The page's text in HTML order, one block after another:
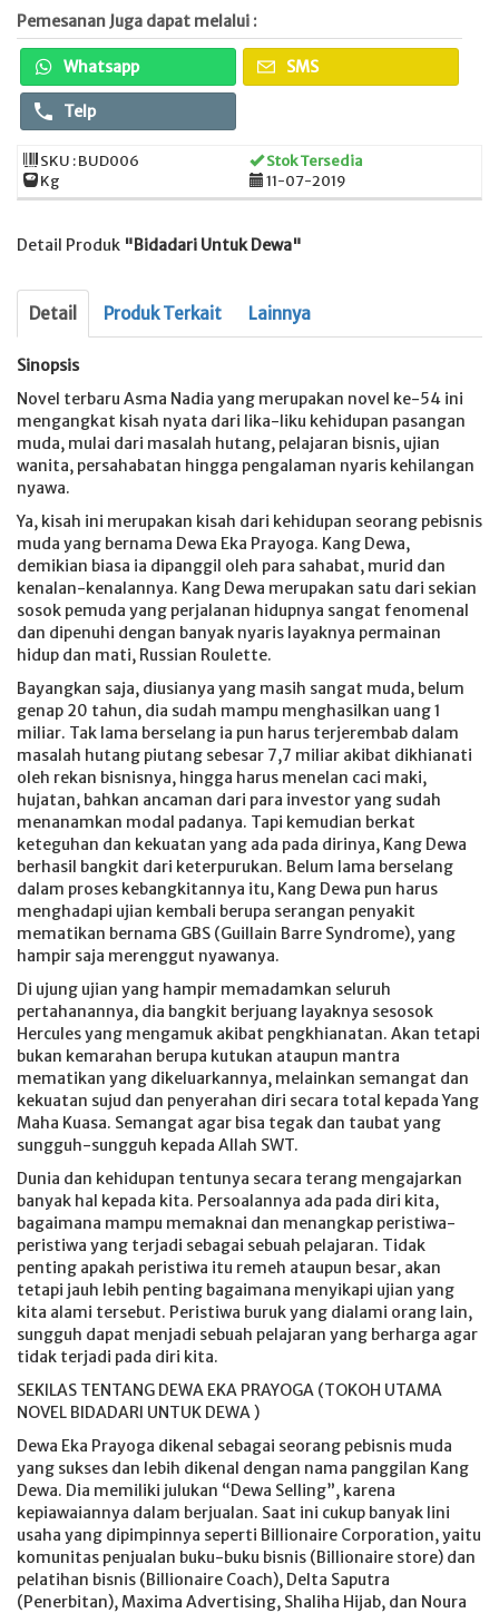
Pemesanan Juga dapat melalui :
Whatsapp SMS
Telp
SKU : BUD006
Stok Tersedia
Kg
11-07-2019
Detail Produk "Bidadari Untuk Dewa"
Detail Produk Terkait Lainnya
Sinopsis
Novel terbaru Asma Nadia yang merupakan novel ke-54 ini
mengangkat kisah nyata dari lika-liku kehidupan pasangan
muda, mulai dari masalah hutang, pelajaran bisnis, ujian
wanita, persahabatan hingga pengalaman nyaris kehilangan
nyawa.
Ya, kisah ini merupakan kisah dari kehidupan seorang pebisnis
muda yang bernama Dewa Eka Prayoga. Kang Dewa,
demikian biasa ia dipanggil oleh para sahabat, murid dan
kenalan-kenalannya. Kang Dewa merupakan satu dari sekian
sosok pemuda yang perjalanan hidupnya sangat fenomenal
dan dipenuhi dengan banyak nyaris layaknya permainan
hidup dan mati, Russian Roulette.
Bayangkan saja, diusianya yang masih sangat muda, belum
genap 20 tahun, dia sudah mampu menghasilkan uang 1
miliar. Tak lama berselang ia pun harus terjerembab dalam
masalah hutang piutang sebesar 7,7 miliar akibat dikhianati
oleh rekan bisnisnya, hingga harus menelan caci maki,
hujatan, bahkan ancaman dari para investor yang sudah
menanamkan modal padanya. Tapi kemudian berkat
keteguhan dan kekuatan yang ada pada dirinya, Kang Dewa
berhasil bangkit dari keterpurukan. Belum lama berselang
dalam proses kebangkitannya itu, Kang Dewa pun harus
menghadapi ujian kembali berupa serangan penyakit
mematikan bernama GBS (Guillain Barre Syndrome), yang
hampir saja merenggut nyawanya.
Di ujung ujian yang hampir memadamkan seluruh
pertahanannya, dia bangkit berjuang layaknya sesosok
Hercules yang mengamuk akibat pengkhianatan. Akan tetapi
bukan kemarahan berupa kutukan ataupun mantra
mematikan yang dikeluarkannya, melainkan semangat dan
kekuatan sujud dan penyerahan diri secara total kepada Yang
Maha Kuasa. Semangat agar bisa tegak dan taubat yang
sungguh-sungguh kepada Allah SWT.
Dunia dan kehidupan tentunya secara terang mengajarkan
banyak hal kepada kita. Persoalannya ada pada diri kita,
bagaimana mampu memaknai dan menangkap peristiwa-
peristiwa yang terjadi sebagai sebuah pelajaran. Tidak
penting apakah peristiwa itu remeh ataupun besar, akan
tetapi jauh lebih penting bagaimana menyikapi ujian yang
kita alami tersebut. Peristiwa buruk yang dialami orang lain,
sungguh dapat menjadi sebuah pelajaran yang berharga agar
tidak terjadi pada diri kita.
SEKILAS TENTANG DEWA EKA PRAYOGA (TOKOH UTAMA
NOVEL BIDADARI UNTUK DEWA )
Dewa Eka Prayoga dikenal sebagai seorang pebisnis muda
yang sukses dan lebih dikenal dengan nama panggilan Kang
Dewa. Dia memiliki julukan “Dewa Selling”, karena
kepiawaiannya dalam berjualan. Saat ini cukup banyak lini
usaha yang dipimpinnya seperti Billionaire Corporation, yaitu
komunitas penjualan buku-buku bisnis (Billionaire store) dan
pelatihan bisnis (Billionaire Coach), Delta Saputra
(Penerbitan), Maxima Advertising, Shaliha Hijab, dan Noura